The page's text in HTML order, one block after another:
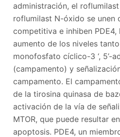
administración, el
roflumilast N-óxido se unen
competitiva e inhiben
aumento de los niveles
monofosfato cíclico-3 ‘, 5’-
(campamento) y
campamento. El
de la tirosina quinasa de
activación de la vía de
MTOR, que puede resultar
apoptosis. PDE4, un